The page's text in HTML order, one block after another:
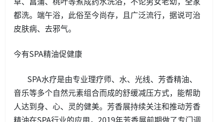
都洗。端午浴，此俗至今尚存，且广泛流行，据说可治
皮肤病、去邪气。
今有SPA精油促健康
SPA水疗是由专业理疗师、水、光线、芳香精油、
音乐等多个自然元素组合而成的舒缓减压方式，能帮助
人达到身、心、灵的健美。芳香展持续关注和推动芳香